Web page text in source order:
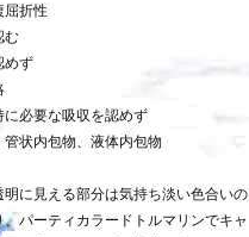
屈折性
む
めず
に必要な吸収を認めず
管状内包物、液体内包物
明に見える部分は気持ち淡い色合いの
、パーティカラードトルマリンでキャ